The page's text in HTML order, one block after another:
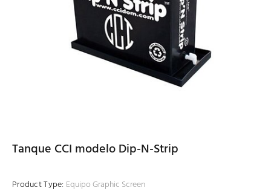
Tanque CCI modelo Dip-N-Strip
Product Type: Equipo Graphic Screen